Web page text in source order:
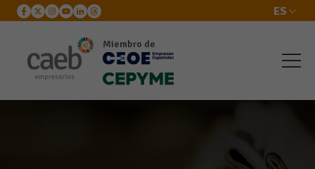
ES
Miembro de